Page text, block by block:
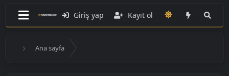
Giriş yap Kayıt ol
Ana sayfa